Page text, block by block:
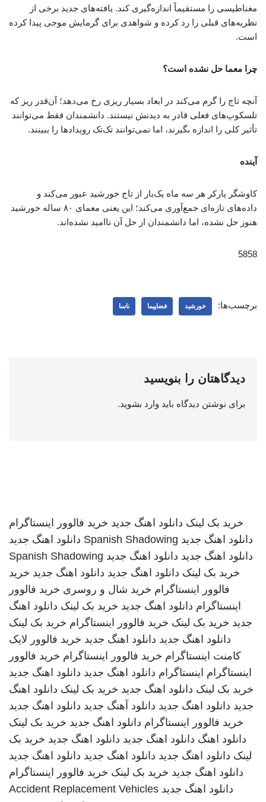
مغناطیسی را مستقیماً اندازه‌گیری کند. یافته‌های جدید برخی از
نظریه‌های قبلی را رد کرده و شواهدی برای گرمایش موجی پیدا کرده
است.
چرا معما حل نشده است؟
آنچه تاج را گرم می‌کند در ابعاد بسیار ریزی رخ می‌دهد؛ آن‌قدر ریز که
تلسکوپ‌های فعلی قادر به دیدنش نیستند. دانشمندان فقط می‌توانند
تأثیر کلی را اندازه بگیرند، اما نمی‌توانند تک‌تک رویدادها را ببینند.
آینده
کاوشگر پارکر هر سه ماه یک‌بار از تاج خورشید عبور می‌کند و
داده‌های تازه‌ای جمع‌آوری می‌کند؛ این یعنی معمای ۸۰ ساله خورشید
هنوز حل نشده، اما دانشمندان از حل آن ناامید نشده‌اند.
5858
برچسب‌ها: خورشید فضاپیما ناسا
دیدگاهتان را بنویسید
برای نوشتن دیدگاه باید وارد بشوید.
خرید بک لینک دانلود اهنگ جدید خرید فالوور اینستاگرام
دانلود اهنگ جدید Spanish Shadowing دانلود اهنگ جدید
دانلود اهنگ جدید دانلود اهنگ جدید Spanish Shadowing
خرید بک لینک دانلود اهنگ جدید دانلود اهنگ جدید خرید
فالوور اینستاگرام خرید شال و روسری خرید فالوور
اینستاگرام دانلود اهنگ جدید خرید بک لینک دانلود اهنگ
جدید خرید بک لینک خرید فالوور اینستاگرام خرید بک لینک
دانلود اهنگ جدید دانلود اهنگ جدید خرید فالوور لایک
کامنت اینستاگرام خرید فالوور اینستاگرام خرید فالوور
اینستاگرام اینستاگرام دانلود اهنگ جدید دانلود اهنگ جدید
خرید بک لینک دانلود اهنگ جدید خرید بک لینک دانلود اهنگ
جدید دانلود اهنگ جدید دانلود آهنگ جدید دانلود اهنگ جدید
خرید فالوور اینستاگرام دانلود اهنگ جدید خرید بک لینک
دانلود اهنگ دانلود اهنگ جدید دانلود اهنگ جدید خرید بک
لینک دانلود اهنگ جدید دانلود اهنگ جدید دانلود اهنگ جدید
دانلود اهنگ جدید خرید بک لینک خرید فالوور اینستاگرام
دانلود اهنگ جدید Accident Replacement Vehicles